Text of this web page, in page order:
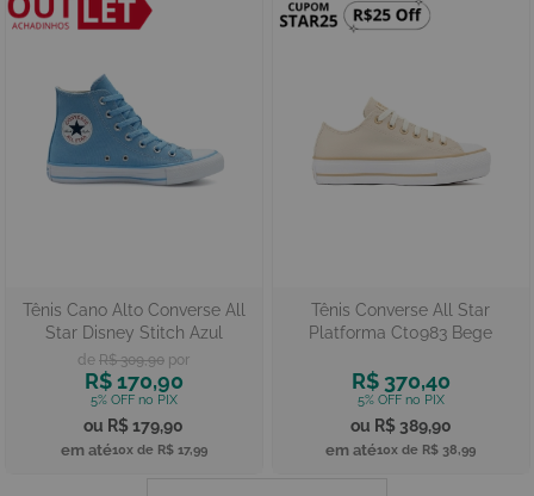
Tênis Cano Alto Converse All
Star Disney Stitch Azul
R$ 170,90
R$ 309,90
R$ 179,90
10x de R$ 17,99
Tênis Converse All Star
Platforma Ct0983 Bege
R$ 370,40
R$ 389,90
10x de R$ 38,99